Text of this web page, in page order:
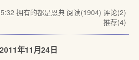
拥有的都是恩典 阅读(1904) 评论(2)
推荐(4)
2011年11月24日